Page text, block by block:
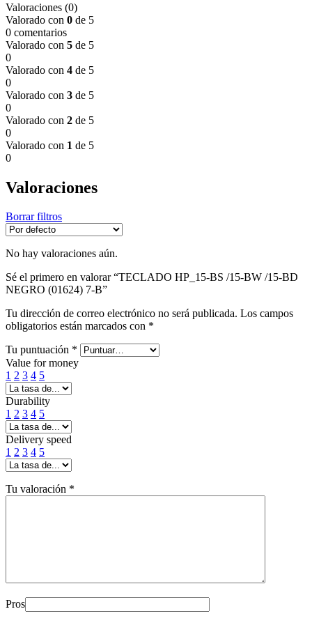
Valoraciones (0)
Valorado con 0 de 5
0 comentarios
Valorado con 5 de 5
0
Valorado con 4 de 5
0
Valorado con 3 de 5
0
Valorado con 2 de 5
0
Valorado con 1 de 5
0
Valoraciones
Borrar filtros
No hay valoraciones aún.
Sé el primero en valorar “TECLADO HP_15-BS /15-BW /15-BD
NEGRO (01624) 7-B”
Tu dirección de correo electrónico no será publicada. Los campos
obligatorios están marcados con *
Tu puntuación *
Value for money
1 2 3 4 5
Durability
1 2 3 4 5
Delivery speed
1 2 3 4 5
Tu valoración *
Pros